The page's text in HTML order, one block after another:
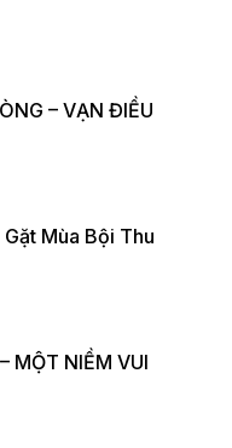
– VẠN ĐIỀU
Mùa Bội Thu
MỘT NIỀM VUI